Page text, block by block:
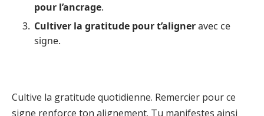
pour l’ancrage.
Cultiver la gratitude pour t’aligneravec ce
signe.
Cultive la gratitude quotidienne. Remercier pour ce
signe renforce ton alignement. Tu manifestes ainsi